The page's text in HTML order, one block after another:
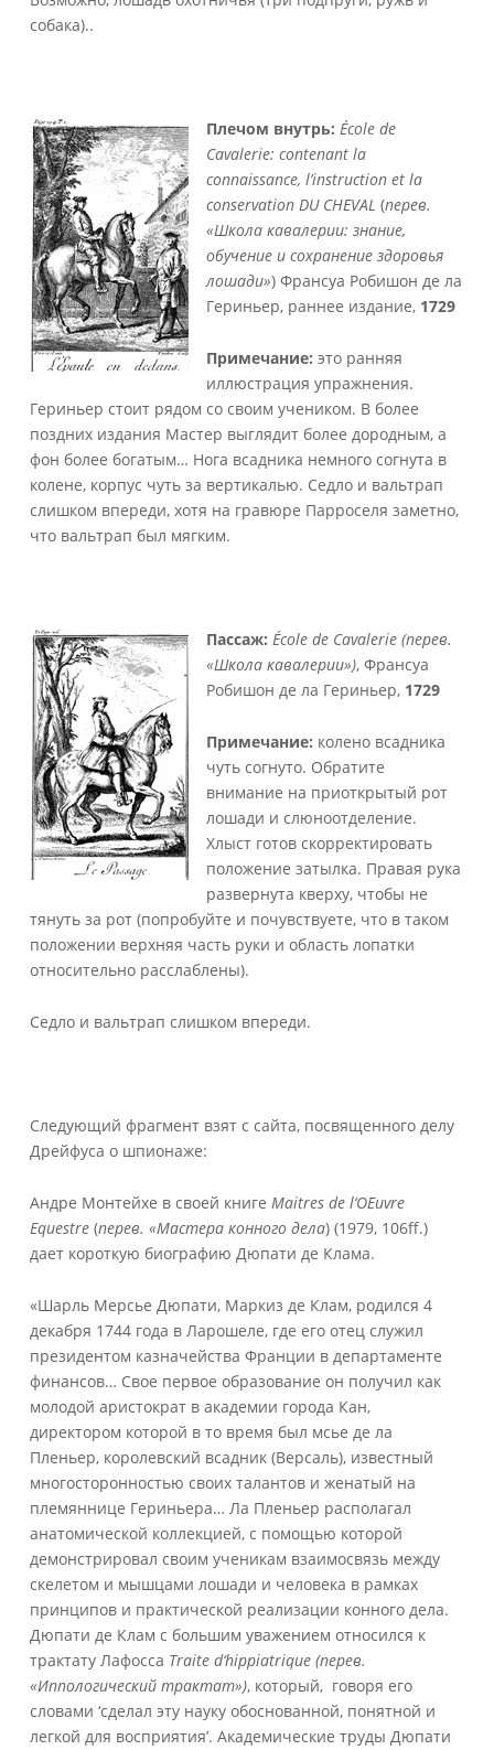
собака)..
Плечом внутрь: École de
Cavalerie: contenant la
connaissance, l’instruction et la
conservation DU CHEVAL (перев.
«Школа кавалерии: знание,
обучение и сохранение здоровья
лошади») Франсуа Робишон де ла
Гериньер, раннее издание, 1729
Примечание: это ранняя
иллюстрация упражнения.
Гериньер стоит рядом со своим учеником. В более
поздних издания Мастер выглядит более дородным, а
фон более богатым… Нога всадника немного согнута в
колене, корпус чуть за вертикалью. Седло и вальтрап
слишком впереди, хотя на гравюре Парроселя заметно,
что вальтрап был мягким.
Пассаж: École de Cavalerie (перев.
«Школа кавалерии»), Франсуа
Робишон де ла Гериньер, 1729
Примечание: колено всадника
чуть согнуто. Обратите
внимание на приоткрытый рот
лошади и слюноотделение.
Хлыст готов скорректировать
положение затылка. Правая рука
развернута кверху, чтобы не
тянуть за рот (попробуйте и почувствуете, что в таком
положении верхняя часть руки и область лопатки
относительно расслаблены).
Седло и вальтрап слишком впереди.
Следующий фрагмент взят с сайта, посвященного делу
Дрейфуса о шпионаже:
Андре Монтейхе в своей книге Maitres de l‘OEuvre
Equestre(перев. «Мастера конного дела) (1979, 106ff.)
дает короткую биографию Дюпати де Клама.
«Шарль Мерсье Дюпати, Маркиз де Клам, родился 4
декабря 1744 года в Ларошеле, где его отец служил
президентом казначейства Франции в департаменте
финансов… Свое первое образование он получил как
молодой аристократ в академии города Кан,
директором которой в то время был мсье де ла
Пленьер, королевский всадник (Версаль), известный
многосторонностью своих талантов и женатый на
племяннице Гериньера… Ла Пленьер располагал
анатомической коллекцией, с помощью которой
демонстрировал своим ученикам взаимосвязь между
скелетом и мышцами лошади и человека в рамках
принципов и практической реализации конного дела.
Дюпати де Клам с большим уважением относился к
трактату Лафосса Traite d‘hippiatrique (перев.
«Иппологический трактат»), который, говоря его
словами ‘сделал эту науку обоснованной, понятной и
легкой для восприятия’. Академические труды Дюпати